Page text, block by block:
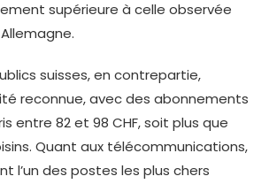
supérieure à celle observée
suisses, en contrepartie,
reconnue, avec des abonnements
entre 82 et 98 CHF, soit plus que
Quant aux télécommunications,
l’un des postes les plus chers